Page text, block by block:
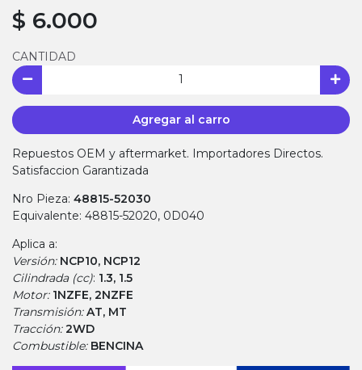
$ 6.000
CANTIDAD
Agregar al carro
Repuestos OEM y aftermarket. Importadores Directos.
Satisfaccion Garantizada
Nro Pieza: 48815-52030
Equivalente: 48815-52020, 0D040
Aplica a:
Versión: NCP10, NCP12
Cilindrada (cc): 1.3, 1.5
Motor: 1NZFE, 2NZFE
Transmisión:AT, MT
Tracción:2WD
Combustible: BENCINA